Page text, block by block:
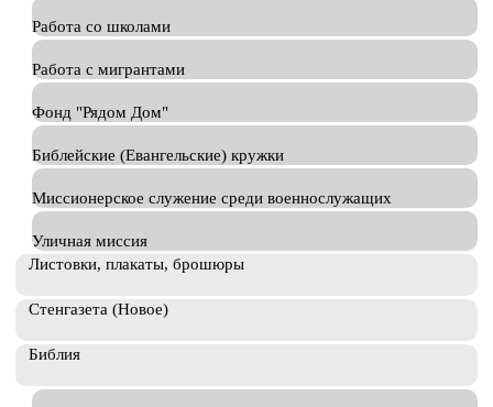
Работа со школами
Работа с мигрантами
Фонд "Рядом Дом"
Библейские (Евангельские) кружки
Миссионерское служение среди военнослужащих
Уличная миссия
Листовки, плакаты, брошюры
Стенгазета (Новое)
Библия